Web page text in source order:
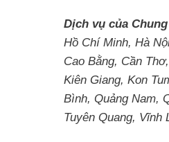
Dịch vụ của
Hồ Chí Minh, Hà
Cao Bằng, Cần
Kiên Giang, Kon
Bình, Quảng Nam,
Tuyên Quang, Vĩnh